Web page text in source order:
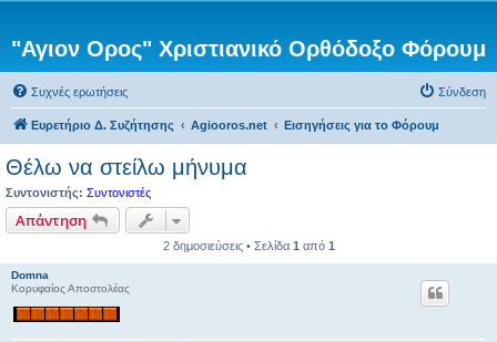
"Αγιον Ορος" Χριστιανικό Ορθόδοξο Φόρουμ
Συχνές ερωτήσεις Σύνδεση
Ευρετήριο Δ. Συζήτησης Agiooros.net Εισηγήσεις για το Φόρουμ
Θέλω να στείλω μήνυμα
Συντονιστής: Συντονιστές
Απάντηση
2 δημοσιεύσεις • Σελίδα 1 από 1
Domna
Κορυφαίος Αποστολέας